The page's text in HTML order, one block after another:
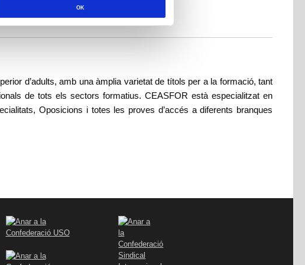
OK
d’adults, amb una àmplia varietat de títols per a la formació, tant
de tots els sectors formatius. CEASFOR està especialitzat en
Oposicions i totes les proves d’accés a diferents branques